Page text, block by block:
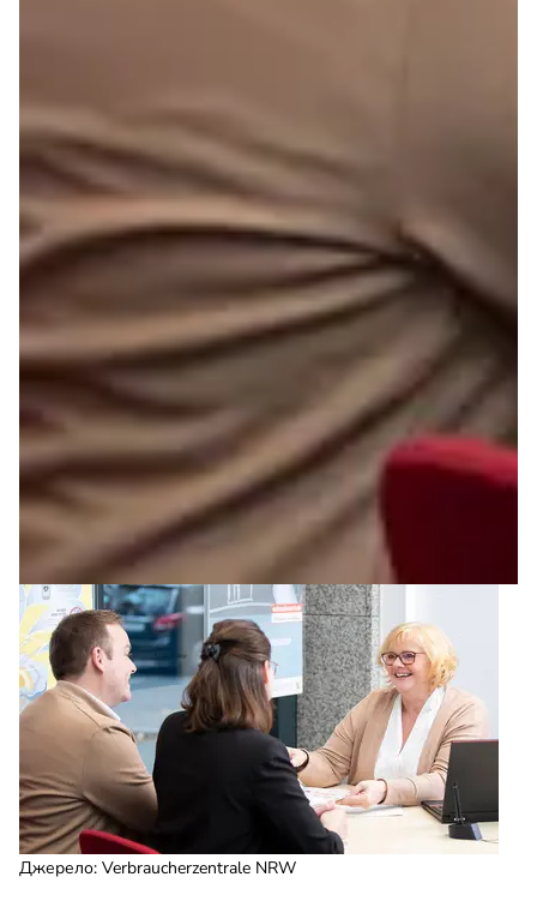
Джерело: Verbraucherzentrale NRW